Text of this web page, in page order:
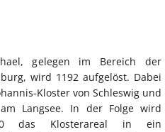
gelegen im Bereich der
wird 1192 aufgelöst. Dabei
Kloster von Schleswig und
Langsee. In der Folge wird
das Klosterareal in ein